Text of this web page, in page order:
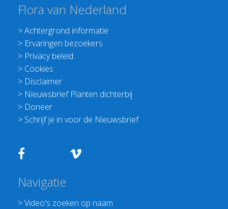
Flora van Nederland
>Achtergrond informatie
> Ervaringen bezoekers
> Privacy beleid
> Cookies
> Disclaimer
> Nieuwsbrief Planten dichterbij
> Doneer
> Schrijf je in voor de Nieuwsbrief
Navigatie
>Video's zoeken op naam